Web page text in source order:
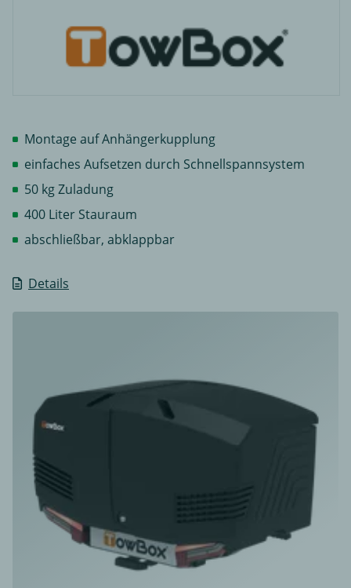
Details
Montage auf Anhängerkupplung
einfaches Aufsetzen durch Schnellspannsystem
50 kg Zuladung
400 Liter Stauraum
abschließbar, abklappbar